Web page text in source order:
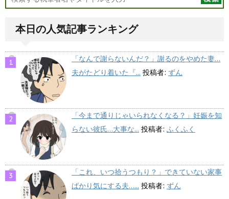
本日の人気記事ランキング
「なんで謝らないんだ？」謝るのをやめた妻…
夫がたどり着いた『... 投稿者: ずん
「今まで通りじゃいられなくなる？」妊娠を知
らない彼氏…大事な... 投稿者: ふくふく
「これ、いつ拾うつもり？」できていない家事
ばかり気にする夫…... 投稿者: ずん